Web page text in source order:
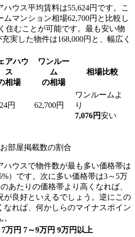
ウス平均賃料は55,624円です。こ
マンション相場62,700円と比較し
住むことが可能です。最も安い物
実した物件は168,000円と、幅広く
アハウ
ス
相場
ワンルー
ム
の相場
相場比較
円 62,700円
ワンルームよ
り
7,076円安い
部屋掲載数の割合
ハウスで物件数が最も多い価格帯は
）です。次に多い価格帯は3～5万
あたりの価格帯より高くなれば、
が良好といえるでしょう。逆にこの
なれば、何かしらのマイナスポイン
万円 7～9万円 9万円以上